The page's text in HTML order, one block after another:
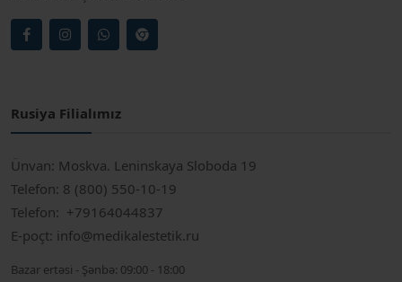
Rusiya Filialımız
Ünvan: Moskva. Leninskaya Sloboda 19
Telefon: 8 (800) 550-10-19
Telefon: +79164044837
E-poçt: info@medikalestetik.ru
Bazar ertəsi - Şənbə: 09:00 - 18:00